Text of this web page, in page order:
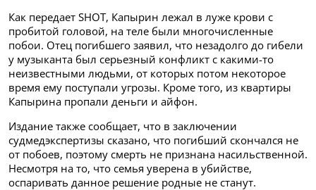
Как передает SHOT, Капырин лежал в луже крови с
пробитой головой, на теле были многочисленные
побои. Отец погибшего заявил, что незадолго до гибели
у музыканта был серьезный конфликт с какими-то
неизвестными людьми, от которых потом некоторое
время ему поступали угрозы. Кроме того, из квартиры
Капырина пропали деньги и айфон.
Издание также сообщает, что в заключении
судмедэкспертизы сказано, что погибший скончался не
от побоев, поэтому смерть не признана насильственной.
Несмотря на то, что семья уверена в убийстве,
оспаривать данное решение родные не станут.